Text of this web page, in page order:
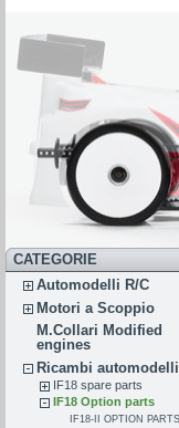
CATEGORIE
Automodelli R/C
Motori a Scoppio
M.Collari Modified
engines
Ricambi
IF18 spare parts
IF18 Option parts
IF18-II OPTION PARTS